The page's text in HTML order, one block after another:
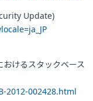
Update)
けるスタックベース
2012-002428.html